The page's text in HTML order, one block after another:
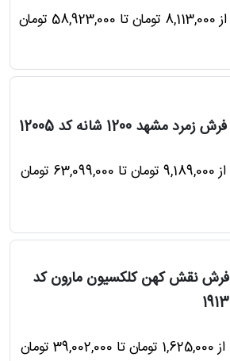
از 8,113,000 تومان تا 58,923,000 تومان
فرش زمرد مشهد 1200 شانه کد 12005
از 9,189,000 تومان تا 63,099,000 تومان
فرش نقش کهن کلکسیون مارون کد
1913
از 1,625,000 تومان تا 39,002,000 تومان